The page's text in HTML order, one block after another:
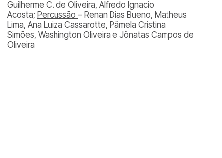
Guilherme C. de Oliveira, Alfredo Ignacio
Acosta; Percussão – Renan Dias Bueno, Matheus
Lima, Ana Luiza Cassarotte, Pâmela Cristina
Simões, Washington Oliveira e Jônatas Campos de
Oliveira